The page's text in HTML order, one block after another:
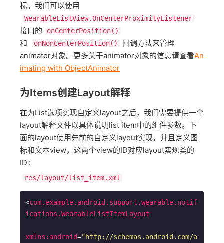
标。我们可以使用
WearableListView.OnCenterProximityListener
接口的 onCenterPosition()
和 onNonCenterPosition()
回调方法来管理
animator对象。更多关于animator对象的信息请查看An
imating with ObjectAnimator
为Items创建Layout解释
在为List选项实现自定义layout之后，我们需要提供一个
layout解释文件以具体说明list item中的组件参数。下
面的layout使用先前的自定义layout实现，并且定义图
标和文本view，这两个view的ID对应layout实现类的
ID：
res/layout/list_item.xml
<com.example.android.support.wearable.notif
ications.WearableListItemLayout
xmlns:android="http://schemas.android.com/a